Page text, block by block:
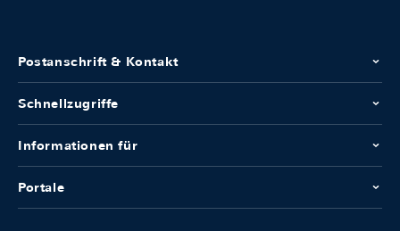
Postanschrift & Kontakt
Schnellzugriffe
Informationen für
Portale